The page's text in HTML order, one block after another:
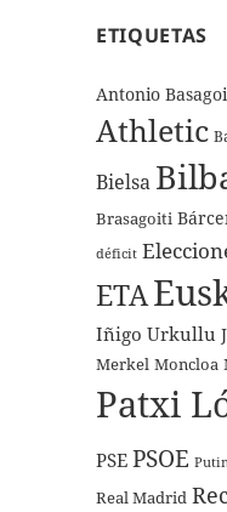
ETIQUETAS
Antonio
Athletic
Bielsa
Brasagoiti
déficit
ETA
Iñigo Urkullu
Merkel Moncloa
Patxi
PSE PSOE
Real Madrid